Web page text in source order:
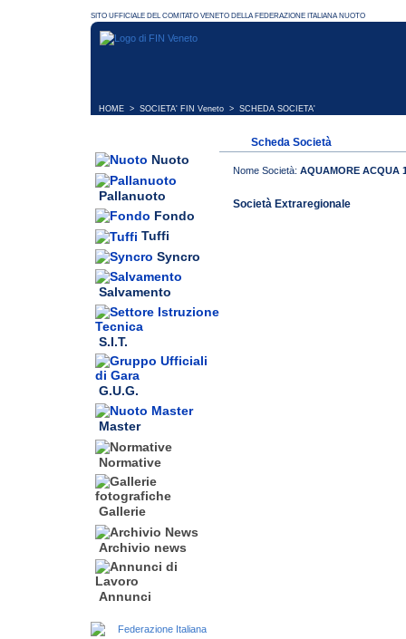
HOME > SOCIETA' FIN Veneto > SCHEDA SOCIETA'
Nuoto
Pallanuoto
Fondo
Tuffi
Syncro
Salvamento
S.I.T.
G.U.G.
Master
Normative
Gallerie
Archivio news
Annunci
Scheda Società
Nome Società: AQUAMORE ACQUA
Società Extraregionale